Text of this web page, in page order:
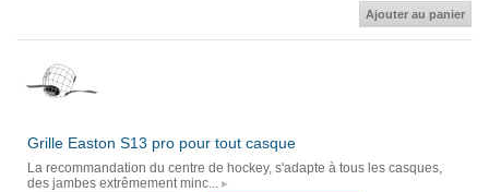
Ajouter au panier
Grille Easton S13 pro pour tout casque
La recommandation du centre de hockey, s'adapte à tous les casques,
des jambes extrêmement minc...